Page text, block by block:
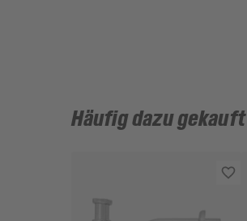
Häufig dazu gekauft